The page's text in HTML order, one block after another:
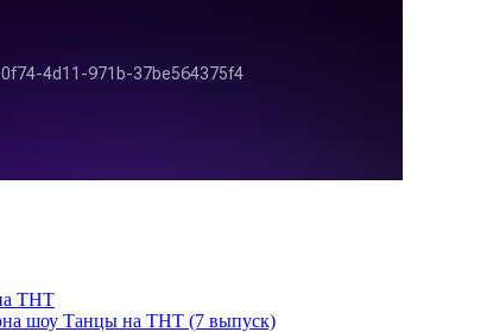
ТНТ
шоу Танцы на ТНТ (7 выпуск)